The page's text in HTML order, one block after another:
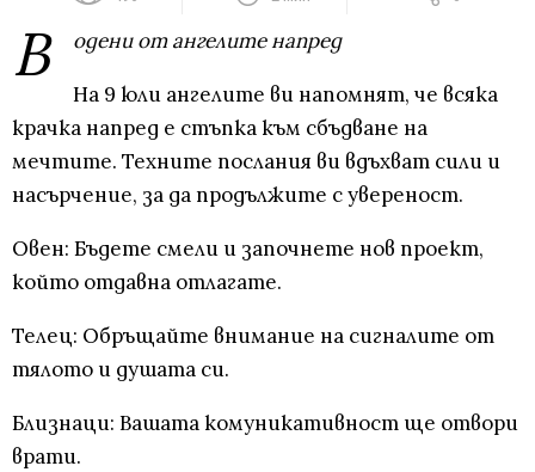
В одени от ангелите напред
На 9 юли ангелите ви напомнят, че всяка
крачка напред е стъпка към сбъдване на
мечтите. Техните послания ви вдъхват сили и
насърчение, за да продължите с увереност.
Овен: Бъдете смели и започнете нов проект,
който отдавна отлагате.
Телец: Обръщайте внимание на сигналите от
тялото и душата си.
Близнаци: Вашата комуникативност ще отвори
врати.